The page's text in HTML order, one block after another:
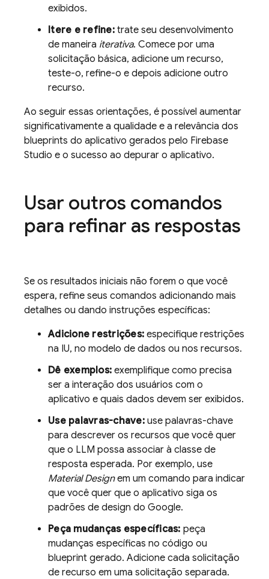
exibidos.
Itere e refine:trate seu desenvolvimento
de maneira iterativa. Comece por uma
solicitação básica, adicione um recurso,
teste-o, refine-o e depois adicione outro
recurso.
Ao seguir essas orientações, é possível aumentar
significativamente a qualidade e a relevância dos
blueprints do aplicativo gerados pelo Firebase
Studio e o sucesso ao depurar o aplicativo.
Usar outros comandos
para refinar as respostas
Se os resultados iniciais não forem o que você
espera, refine seus comandos adicionando mais
detalhes ou dando instruções específicas:
Adicione restrições: especifique restrições
na IU, no modelo de dados ou nos recursos.
Dê exemplos: exemplifique como precisa
ser a interação dos usuários com o
aplicativo e quais dados devem ser exibidos.
Use palavras-chave:use palavras-chave
para descrever os recursos que você quer
que o LLM possa associar à classe de
resposta esperada. Por exemplo, use
Material Designem um comando para indicar
que você quer que o aplicativo siga os
padrões de design do Google.
Peça mudanças específicas: peça
mudanças específicas no código ou
blueprint gerado. Adicione cada solicitação
de recurso em uma solicitação separada.